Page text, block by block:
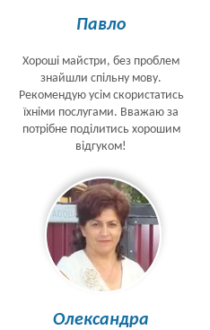
Павло
Хороші майстри, без проблем
знайшли спільну мову.
Рекомендую усім скористатись
їхніми послугами. Вважаю за
потрібне поділитись хорошим
відгуком!
Олександра